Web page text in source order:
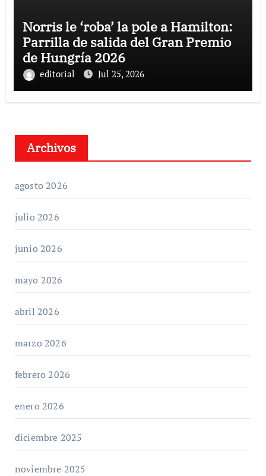
Norris le ‘roba’ la pole a Hamilton:
Parrilla de salida del Gran Premio
de Hungría 2026
editorial Jul 25, 2026
Archivos
agosto 2026
julio 2026
junio 2026
mayo 2026
abril 2026
marzo 2026
febrero 2026
enero 2026
diciembre 2025
noviembre 2025